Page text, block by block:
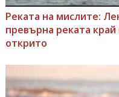
Реката на мислите:
превърна реката край
открито